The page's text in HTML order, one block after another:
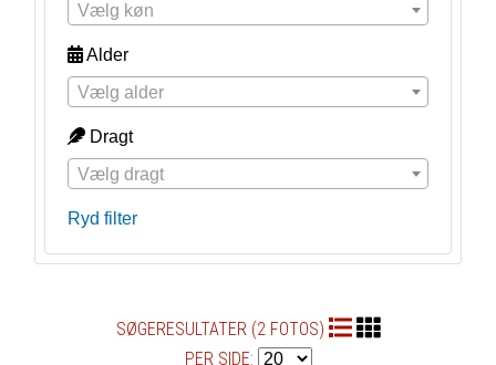
Vælg køn
Alder
Vælg alder
Dragt
Vælg dragt
Ryd filter
SØGERESULTATER (2 FOTOS)
PER SIDE: